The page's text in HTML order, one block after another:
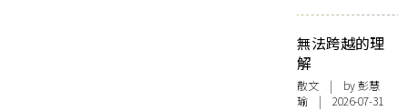
無法跨越的理
解
散文 | by 彭慧
瑜 | 2026-07-31